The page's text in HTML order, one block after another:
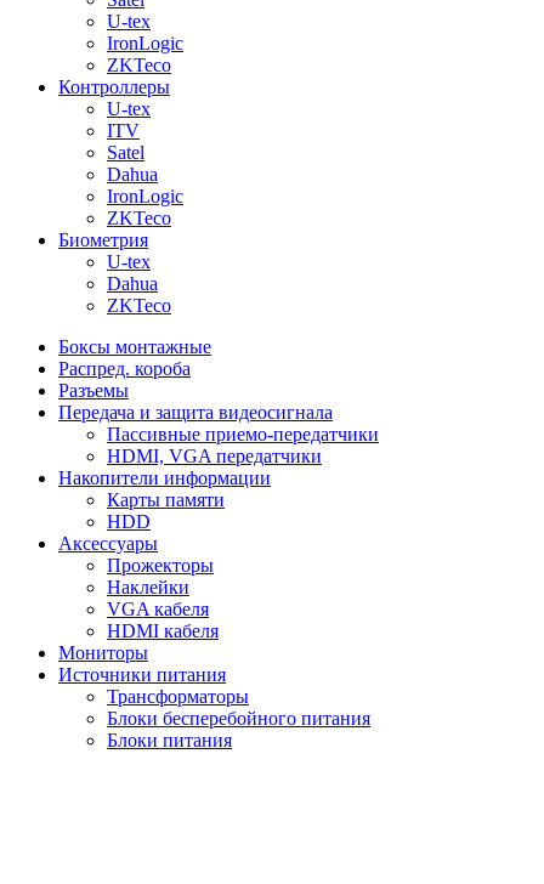
U-tex
IronLogic
ZKTeco
Контроллеры
U-tex
ITV
Satel
Dahua
IronLogic
ZKTeco
Биометрия
U-tex
Dahua
ZKTeco
Боксы монтажные
Распред. короба
Разъемы
Передача и защита видеосигнала
Пассивные приемо-передатчики
HDMI, VGA передатчики
Накопители информации
Карты памяти
HDD
Аксессуары
Прожекторы
Наклейки
VGA кабеля
HDMI кабеля
Мониторы
Источники питания
Трансформаторы
Блоки бесперебойного питания
Блоки питания